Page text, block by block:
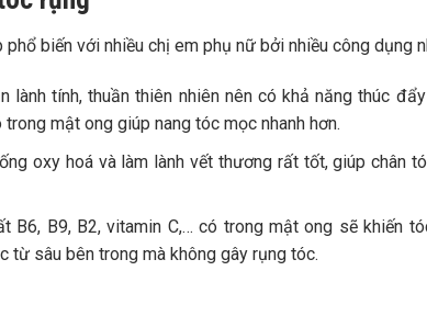
biến với nhiều chị em phụ nữ bởi nhiều công dụng
lành tính, thuần thiên nhiên nên có khả năng thúc
mật ong giúp nang tóc mọc nhanh hơn.
oxy hoá và làm lành vết thương rất tốt, giúp chân
B6, B9, B2, vitamin C,… có trong mật ong sẽ khiến
từ sâu bên trong mà không gây rụng tóc.